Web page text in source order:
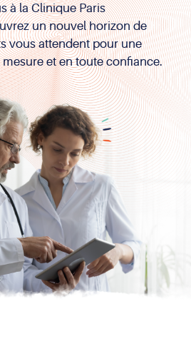
à la Clinique Paris
un nouvel horizon de
vous attendent pour une
et en toute confiance.